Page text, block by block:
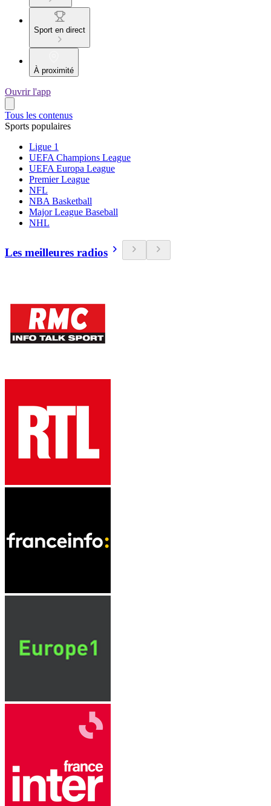
Sport en direct
À proximité
Ouvrir l'app
Tous les contenus
Sports populaires
Ligue 1
UEFA Champions League
UEFA Europa League
Premier League
NFL
NBA Basketball
Major League Baseball
NHL
Les meilleures radios